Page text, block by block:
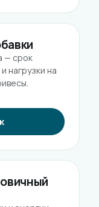
— срок
нагрузки на